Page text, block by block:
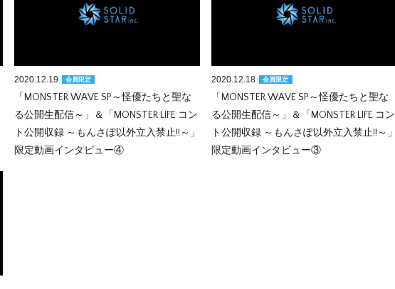
2020.12.19 会員限定
「MONSTER WAVE SP～怪優たちと聖な
る公開生配信～」＆「MONSTER LIFE コン
ト公開収録 ～もんさぽ以外立入禁止!!～」
限定動画インタビュー④
2020.12.18 会員限定
「MONSTER WAVE SP～怪優たちと聖な
る公開生配信～」＆「MONSTER LIFE コン
ト公開収録 ～もんさぽ以外立入禁止!!～」
限定動画インタビュー③